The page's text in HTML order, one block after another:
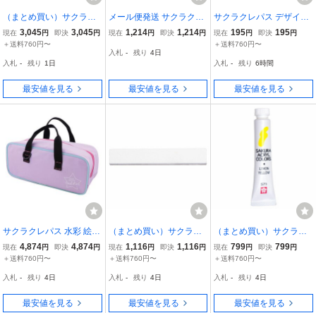
（まとめ買い）サクラク
レパス マット水彩8色12
mlポリチューブ入 MW8P
ト〕
現在 3,045円 即決 3,045円
＋送料760円〜
入札 - 残り 1日
最安値を見る
メール便発送 サクラクレ
パス 版画絵具水性 ポリチ
ト EWHW4 EWHW4
現在 1,214円 即決 1,214円
入札 - 残り 4日
最安値を見る
サクラクレパス デザイン
筆 面相小 メンソウショウ
00017520
現在 195円 即決 195円
＋送料760円〜
入札 - 残り 6時間
最安値を見る
サクラクレパス 水彩 絵の
具セット メッシュ ポリチ
ューブ絵の具入り R11 パ
#924
現在 4,874円 即決 4,874円
＋送料760円〜
入札 - 残り 4日
最安値を見る
（まとめ買い）サクラク
レパス クレパス かくがた
角型 単色 白 NEPバラ#50
現在 1,116円 即決 1,116円
＋送料760円〜
入札 - 残り 4日
最安値を見る
（まとめ買い）サクラク
レパス 絵具 アクリルカラ
ー 12ml レモンイエロー A
現在 799円 即決 799円
＋送料760円〜
入札 - 残り 4日
最安値を見る